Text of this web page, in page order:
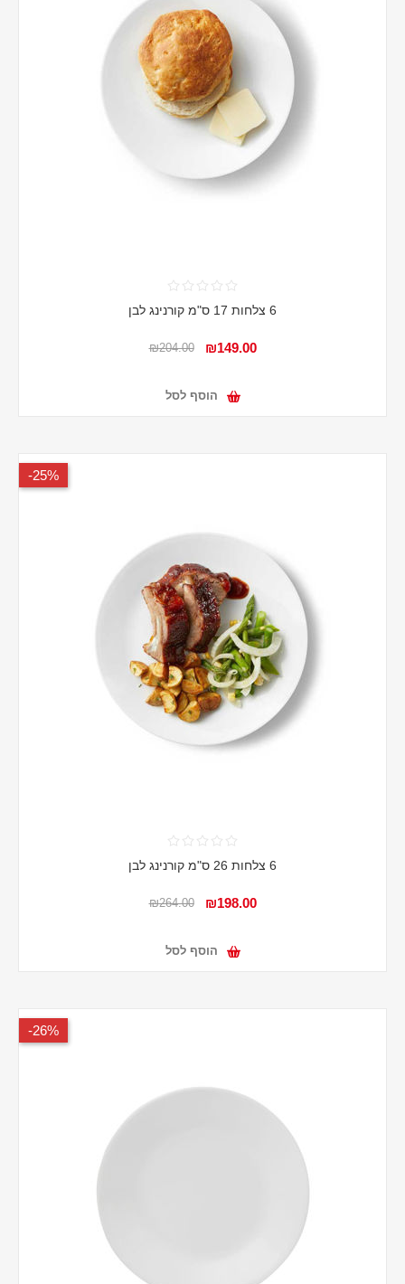
6 צלחות 17 ס"מ קורנינג לבן
₪149.00
₪204.00
הוסף לסל
25%-
6 צלחות 26 ס"מ קורנינג לבן
₪198.00
₪264.00
הוסף לסל
26%-